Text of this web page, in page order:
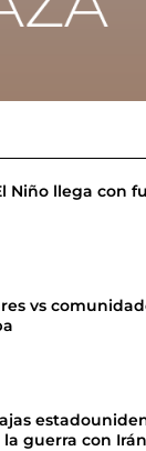
Niño llega con
vs
guerra con Irán